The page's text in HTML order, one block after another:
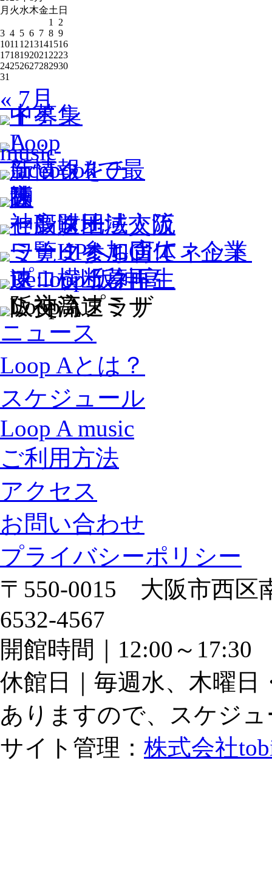
月 火水木金土 日
1
2
3 4 5 6 7 8 9
1011 1213141516
1718192021 2223
24252627282930
31
« 7月
ニュース
Loop Aとは？
スケジュール
Loop A music
ご利用方法
アクセス
お問い合わせ
プライバシーポリシー
〒550-0015 大阪市西
6532-4567
開館時間｜12:00～
休館日｜毎週水、木曜日
ありますので、スケジ
サイト管理： 株式会社